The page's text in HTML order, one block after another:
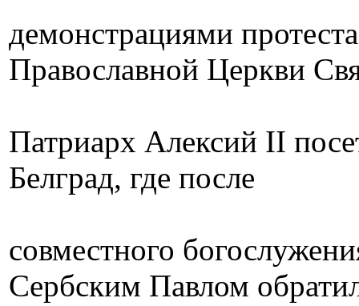
демонстрациями
Православной Церкви
Патриарх Алексий II
Белград, где после
совместного
Сербским Павлом